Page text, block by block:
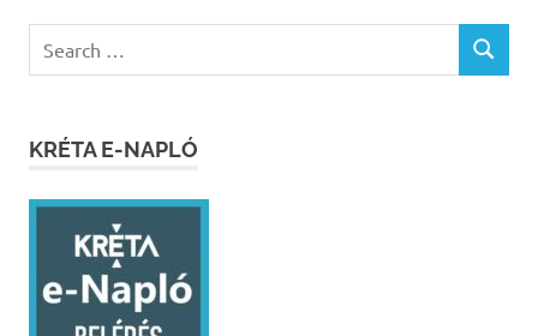
for:
SEARCH
KRÉTA E-NAPLÓ